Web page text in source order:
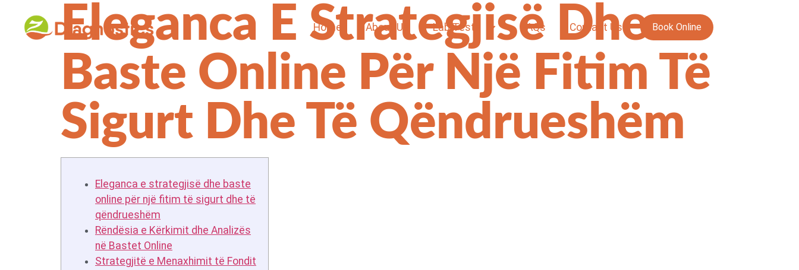
Home About Us Lab Tests FAQs Contact Us Book Online
Eleganca E Strategjisë Dhe
Baste Online Për Një Fitim Të
Sigurt Dhe Të Qëndrueshëm
Eleganca e strategjisë dhe baste
online për një fitim të sigurt dhe të
qëndrueshëm
Rëndësia e Kërkimit dhe Analizës
në Bastet Online
Strategjitë e Menaxhimit të Fondit